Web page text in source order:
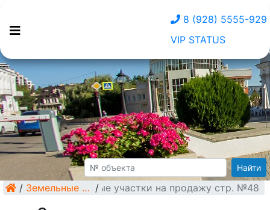
8 (928) 5555-929
VIP STATUS
Найти
/ Земельные участки /
Земельные участки на продажу стр. №48